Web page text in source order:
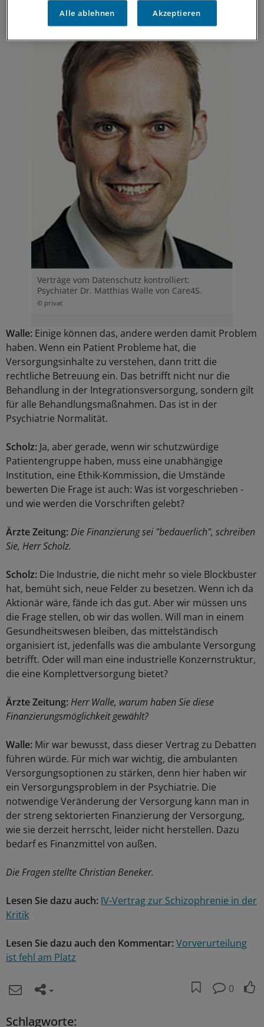
Verträge vom Datenschutz kontrolliert:
Psychiater Dr. Matthias Walle von Care4S.
© privat
Walle: Einige können das, andere werden damit Problem
haben. Wenn ein Patient Probleme hat, die
Versorgungsinhalte zu verstehen, dann tritt die
rechtliche Betreuung ein. Das betrifft nicht nur die
Behandlung in der Integrationsversorgung, sondern gilt
für alle Behandlungsmaßnahmen. Das ist in der
Psychiatrie Normalität.
Scholz: Ja, aber gerade, wenn wir schutzwürdige
Patientengruppe haben, muss eine unabhängige
Institution, eine Ethik-Kommission, die Umstände
bewerten Die Frage ist auch: Was ist vorgeschrieben -
und wie werden die Vorschriften gelebt?
Ärzte Zeitung:Die Finanzierung sei "bedauerlich", schreiben
Sie, Herr Scholz.
Scholz: Die Industrie, die nicht mehr so viele Blockbuster
hat, bemüht sich, neue Felder zu besetzen. Wenn ich da
Aktionär wäre, fände ich das gut. Aber wir müssen uns
die Frage stellen, ob wir das wollen. Will man in einem
Gesundheitswesen bleiben, das mittelständisch
organisiert ist, jedenfalls was die ambulante Versorgung
betrifft. Oder will man eine industrielle Konzernstruktur,
die eine Komplettversorgung bietet?
Ärzte Zeitung:Herr Walle, warum haben Sie diese
Finanzierungsmöglichkeit gewählt?
Walle: Mir war bewusst, dass dieser Vertrag zu Debatten
führen würde. Für mich war wichtig, die ambulanten
Versorgungsoptionen zu stärken, denn hier haben wir
ein Versorgungsproblem in der Psychiatrie. Die
notwendige Veränderung der Versorgung kann man in
der streng sektorierten Finanzierung der Versorgung,
wie sie derzeit herrscht, leider nicht herstellen. Dazu
bedarf es Finanzmittel von außen.
Die Fragen stellte Christian Beneker.
Lesen Sie dazu auch: IV-Vertrag zur Schizophrenie in der
Kritik
Lesen Sie dazu auch den Kommentar:Vorverurteilung
ist fehl am Platz
0
Schlagworte:
Alle ablehnen Akzeptieren